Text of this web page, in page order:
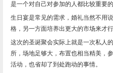
是一个对自己对参加的人都比较重要
生日宴是常见的需求，婚礼当然不用
格，另一方面培养出更大的市场来才
这次的圣诞聚会实际上就是一次私人
所，场地足够大，布置也相当精美，
活动，也省却了到处跑动的事情。